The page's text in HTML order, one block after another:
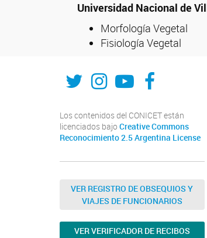
Universidad Nacional de
Morfología Vegetal
Fisiología Vegetal
UDEAINTA-CIAPINTA-CIAP
Los contenidos del CONICET están
licenciados bajo Creative Commons
Reconocimiento 2.5 Argentina License
VER REGISTRO DE OBSEQUIOS Y
VIAJES DE FUNCIONARIOS
VER VERIFICADOR DE RECIBOS